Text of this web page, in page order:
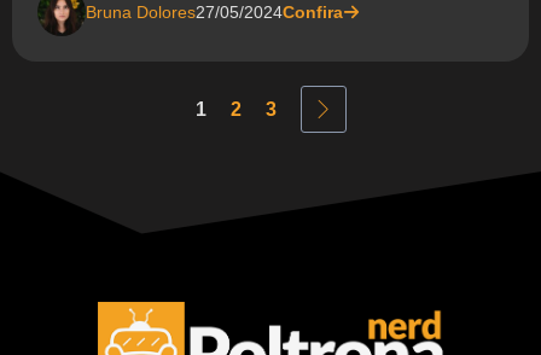
Bruna Dolores27/05/2024Confira
1 2 3